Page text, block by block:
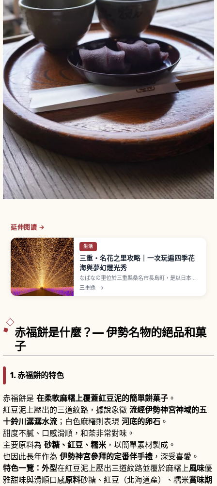
延伸閱讀 →
生活
三重・名花之里攻略｜一次玩遍四季花
海與夢幻燈光秀
なばなの里位於三重縣桑名市長島町，是以日本國
內最大級燈飾活動聞名的花卉主題公園。秋海棠花
園佔地約9,000平方公尺，種植約600種、
三重縣 →
赤福餅是什麼？— 伊勢名物的絕品和菓
子
1. 赤福餅的特色
赤福餅是 在柔軟麻糬上覆蓋紅豆泥的簡單餅菓子 。
紅豆泥上壓出的三道紋路，據說象徵 流經伊勢神宮神域的五
十鈴川潺潺水流 ；白色麻糬則表現 河底的卵石 。
甜度不膩、口感滑順，和茶非常對味。
主要原料為 砂糖、紅豆、糯米 ，以簡單素材製成。
也因此長年作為 伊勢神宮參拜的定番伴手禮 ，深受喜愛。
特色一覽：外型在紅豆泥上壓出三道紋路並覆於麻糬上風味優
雅甜味與滑順口感原料砂糖、紅豆（北海道產）、糯米賞味期